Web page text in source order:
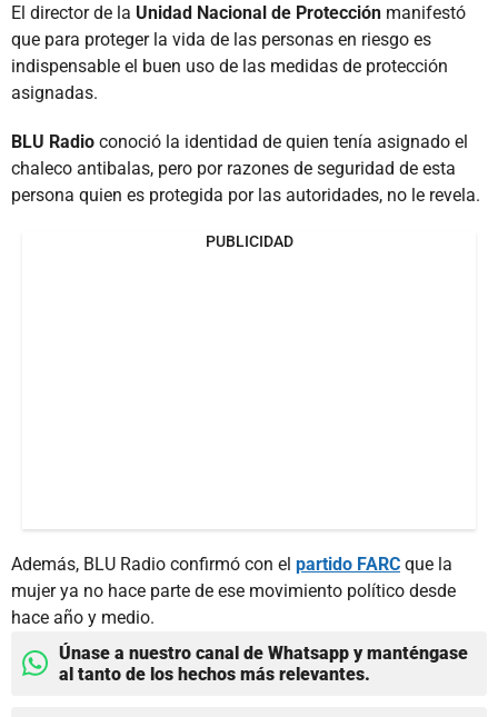
El director de la Unidad Nacional de Protección manifestó
que para proteger la vida de las personas en riesgo es
indispensable el buen uso de las medidas de protección
asignadas.
BLU Radio conoció la identidad de quien tenía asignado el
chaleco antibalas, pero por razones de seguridad de esta
persona quien es protegida por las autoridades, no le revela.
PUBLICIDAD
Además, BLU Radio confirmó con el partido FARC que la
mujer ya no hace parte de ese movimiento político desde
hace año y medio.
Únase a nuestro canal de Whatsapp y manténgase
al tanto de los hechos más relevantes.